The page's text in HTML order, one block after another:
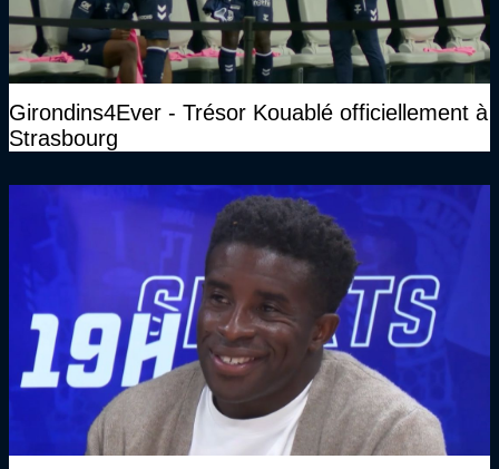
Girondins4Ever - Trésor Kouablé officiellement à
Strasbourg